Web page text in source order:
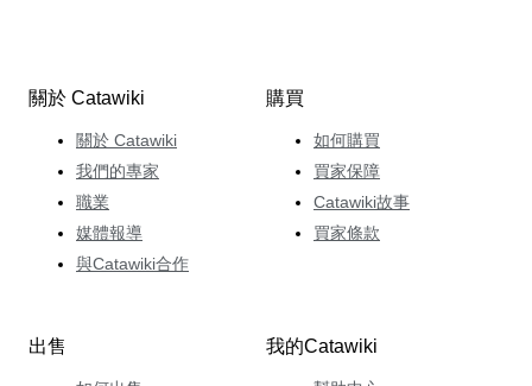
關於 Catawiki
關於 Catawiki
我們的專家
職業
媒體報導
與Catawiki合作
購買
如何購買
買家保障
Catawiki故事
買家條款
出售 我的Catawiki